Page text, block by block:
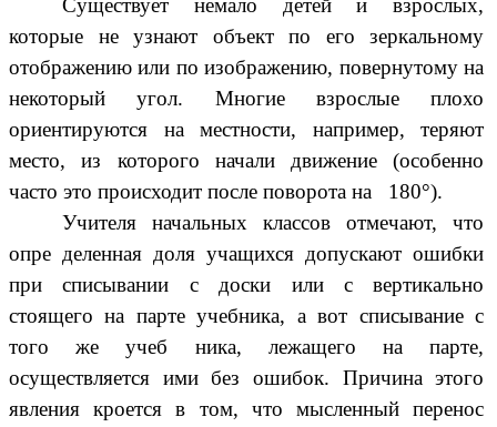
Существует немало детей и взрослых,
которые не узнают объект по его зеркальному
отображению или по изображению, повернутому на
некоторый угол. Многие взрослые плохо
ориентируются на местности, например, теряют
место, из которого начали движение (особенно
часто это происходит после поворота на 180°).
Учителя начальных классов отмечают, что
опре деленная доля учащихся допускают ошибки
при списывании с доски или с вертикально
стоящего на парте учебника, а вот списывание с
того же учеб ника, лежащего на парте,
осуществляется ими без ошибок. Причина этого
явления кроется в том, что мысленный перенос